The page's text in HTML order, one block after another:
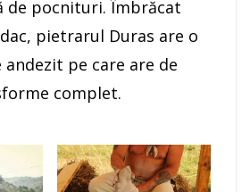
de pocnituri. Îmbrăcat
pietrarul Duras are o
andezit pe care are de
complet.